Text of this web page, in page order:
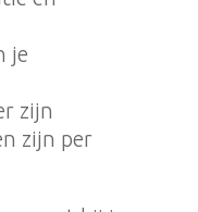
je
zijn
zijn per